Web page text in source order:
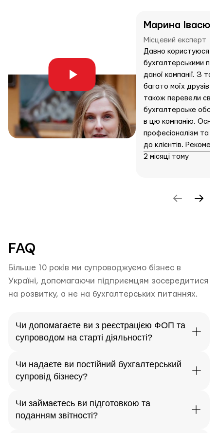
Марина
Місцевий експерт
Давно користуюся
бухгалтерськими
даної компанії. З
багато моїх друзів і
також перевели
бухгалтерське
в цю компанію.
професіоналізм та
до клієнтів.
2 місяці тому
FAQ
Більше 10 років ми супроводжуємо бізнес в
Україні, допомагаючи підприємцям зосередитися
на розвитку, а не на бухгалтерських питаннях.
Чи допомагаєте ви з реєстрацією ФОП та
супроводом на старті діяльності?
Чи надаєте ви постійний бухгалтерський
супровід бізнесу?
Чи займаєтесь ви підготовкою та
поданням звітності?